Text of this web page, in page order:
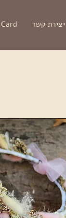
יצירת קשר